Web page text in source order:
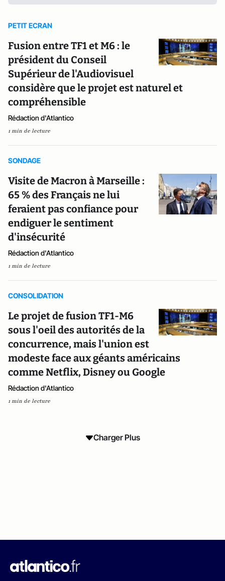
PETIT ECRAN
Fusion entre TF1 et M6 : le
président du Conseil
Supérieur de l'Audiovisuel
considère que le projet est naturel et
compréhensible
Rédaction d'Atlantico
1 min de lecture
SONDAGE
Visite de Macron à Marseille :
65 % des Français ne lui
feraient pas confiance pour
endiguer le sentiment
d'insécurité
Rédaction d'Atlantico
1 min de lecture
CONSOLIDATION
Le projet de fusion TF1-M6
sous l'oeil des autorités de la
concurrence, mais l'union est
modeste face aux géants américains
comme Netflix, Disney ou Google
Rédaction d'Atlantico
1 min de lecture
Charger Plus